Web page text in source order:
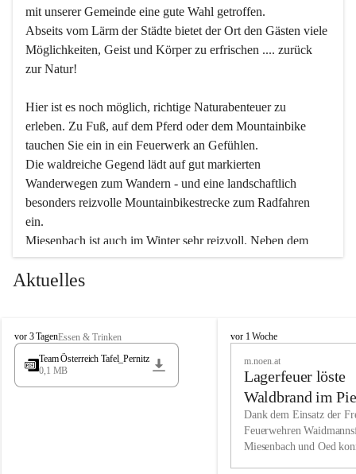
mit unserer Gemeinde eine gute Wahl getroffen.
Abseits vom Lärm der Städte bietet der Ort den Gästen viele
Möglichkeiten, Geist und Körper zu erfrischen .... zurück
zur Natur!
Hier ist es noch möglich, richtige Naturabenteuer zu
erleben. Zu Fuß, auf dem Pferd oder dem Mountainbike
tauchen Sie ein in ein Feuerwerk an Gefühlen.
Die waldreiche Gegend lädt auf gut markierten
Wanderwegen zum Wandern - und eine landschaftlich
besonders reizvolle Mountainbikestrecke zum Radfahren
ein.
Miesenbach ist auch im Winter sehr reizvoll. Neben dem
Eisstockschießen gibt es auf dem nahe gelegenen Unterberg
wunderschöne Naturschneepisten, die zum Schifahren oder
vielfältige Angebot unserer Kulturvereine.
Überzeugen Sie sich selbst, dass Sie in Miesenbach sowie
in den Beherbergungsbetrieben, Gaststätten und urigen
Wir kennen Miesenbach als lebens- und liebenswerten Ort.
Tradition und Innovation werden ebenso groß geschrieben
Aktuelles
M
i
s
vor 3 TagenEssen & Trinken
Team Österreich Tafel_Pernitz
0,1 MB
M
h
vor 1 Woche
m.noen.at
Lagerfeuer löste
Waldbrand im
aus
Dank dem Einsatz der
Feuerwehren
Miesenbach und Oed